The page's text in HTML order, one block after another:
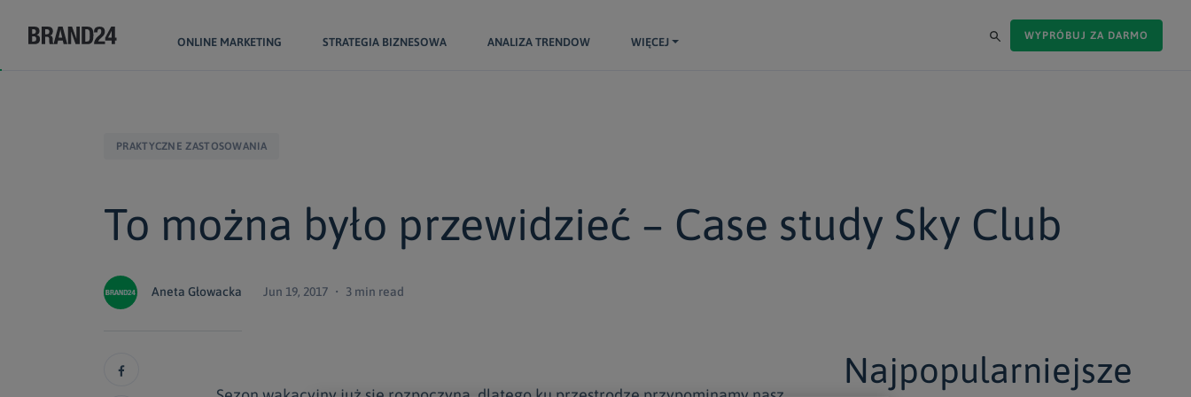
ONLINE MARKETING STRATEGIA BIZNESOWA ANALIZA TRENDOW WIĘCEJ
WYPRÓBUJ ZA DARMO
PRAKTYCZNE ZASTOSOWANIA
To można było przewidzieć – Case study Sky Club
Aneta Głowacka Jun 19, 2017 ・ 3 min read
Najpopularniejsze